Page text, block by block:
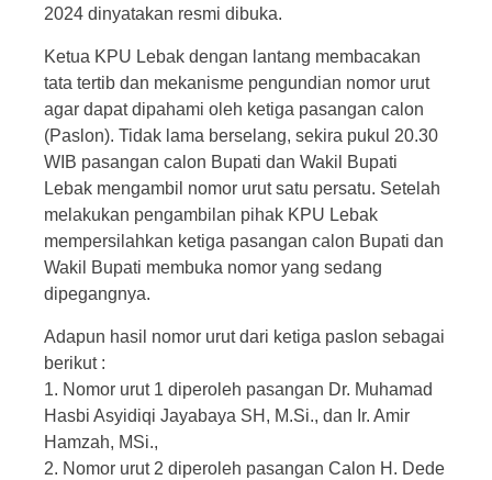
2024 dinyatakan resmi dibuka.
Ketua KPU Lebak dengan lantang membacakan
tata tertib dan mekanisme pengundian nomor urut
agar dapat dipahami oleh ketiga pasangan calon
(Paslon). Tidak lama berselang, sekira pukul 20.30
WIB pasangan calon Bupati dan Wakil Bupati
Lebak mengambil nomor urut satu persatu. Setelah
melakukan pengambilan pihak KPU Lebak
mempersilahkan ketiga pasangan calon Bupati dan
Wakil Bupati membuka nomor yang sedang
dipegangnya.
Adapun hasil nomor urut dari ketiga paslon sebagai
berikut :
1. Nomor urut 1 diperoleh pasangan Dr. Muhamad
Hasbi Asyidiqi Jayabaya SH, M.Si., dan Ir. Amir
Hamzah, MSi.,
2. Nomor urut 2 diperoleh pasangan Calon H. Dede